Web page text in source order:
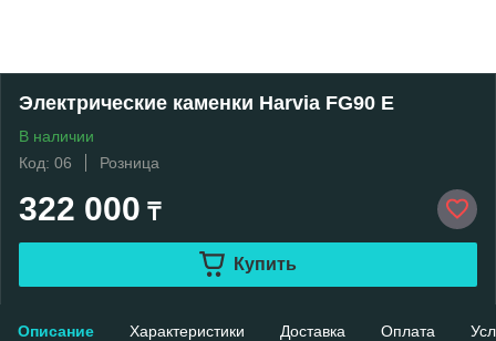
Электрические каменки Harvia FG90 E
В наличии
Код: 06
Розница
322 000 ₸
Купить
Описание Характеристики Доставка Оплата